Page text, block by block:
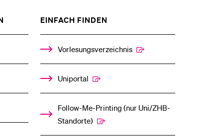
%1$S
UNTERMENÜ
EINFACH FINDEN
%1$S
UNTERMENÜ
Vorlesungsverzeichnis
Uniportal
Follow-Me-Printing­ ­(nur Uni/ZHB-
Standorte)